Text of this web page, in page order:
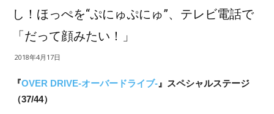
し！ほっぺを“ぷにゅぷにゅ”、テレビ電話で
「だって顔みたい！」
2018年4月17日
『OVER DRIVE-オーバードライブ- 』スペシャルステージ
（37/44）